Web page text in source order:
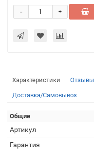
+
-
Характеристики Отзывы
Доставка/Самовывоз
Общие
Артикул
Гарантия